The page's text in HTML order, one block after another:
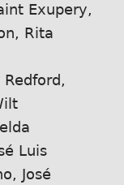
Exupery,
Rita
Redford,
Luis
José